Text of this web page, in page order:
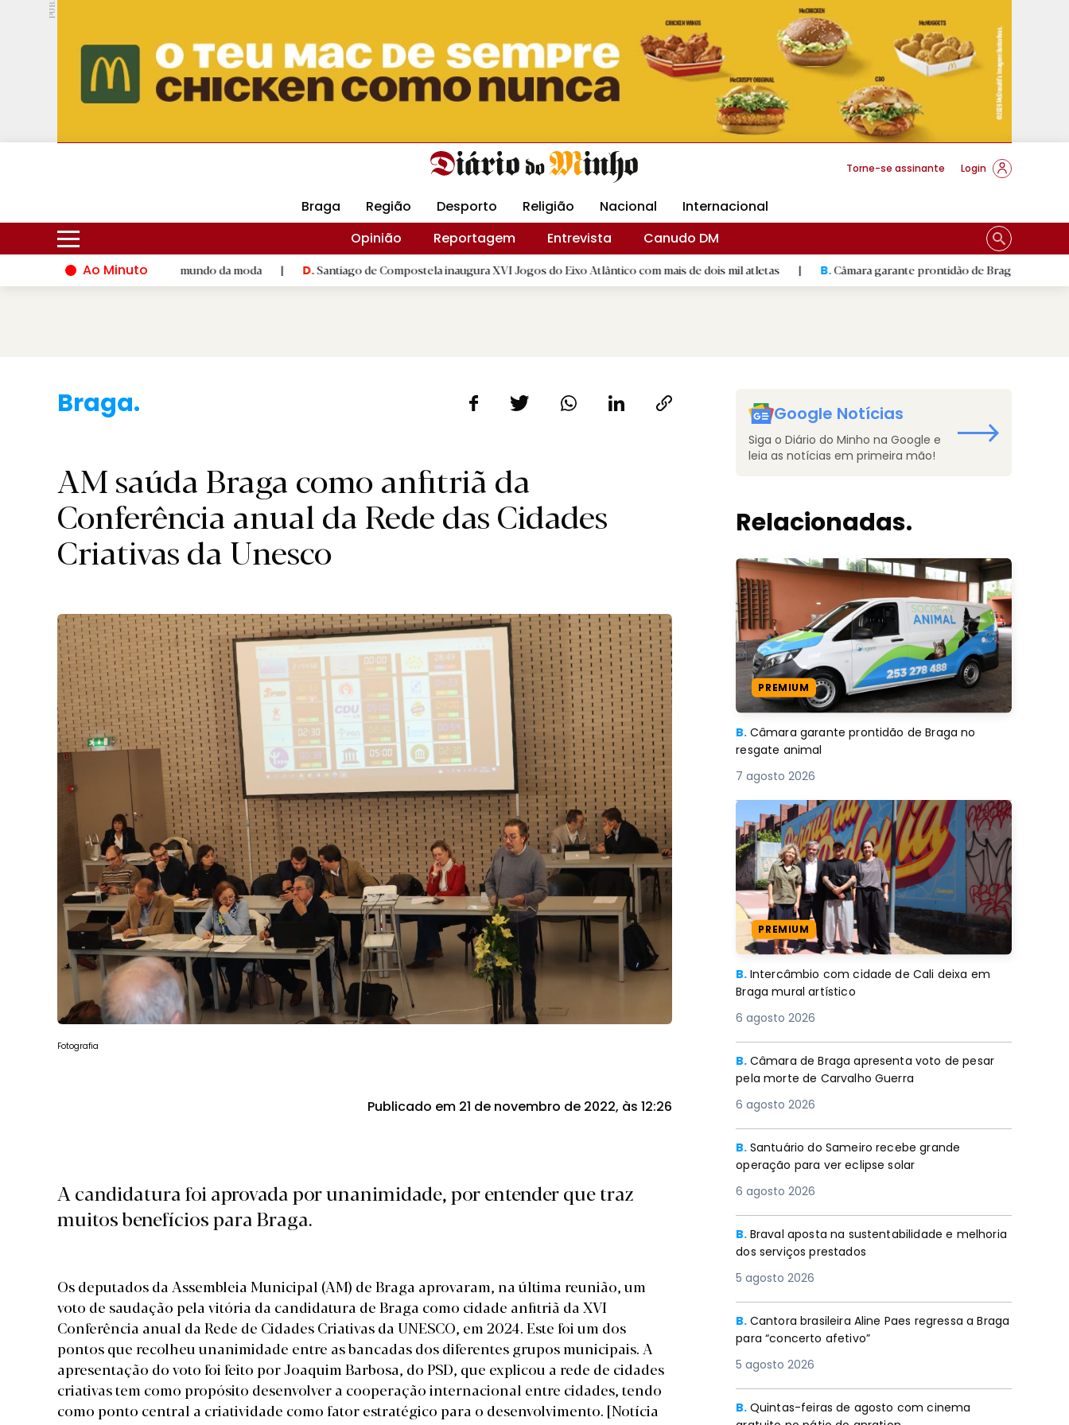
PUB.
Hoje 16ºC 25ºC DMtv Revista Minha Gráfica DM Livraria DM Arquidiocese Braga
Torne-se assinante Login
Braga Região Desporto Religião Nacional
Internacional
Opinião
Reportagem Entrevista
Canudo DM
Ao Minuto
e à inovação do mundo da moda | D.Santiago de Compostela inaugura XVI Jogos do Eixo Atlântico com mais de dois mil atletas | B.Câmara garante prontidão de Braga no resgate animal
Braga.
AM saúda Braga como anfitriã da
Conferência anual da Rede das Cidades
Criativas da Unesco
Fotografia
Publicado em 21 de novembro de 2022, às 12:26
A candidatura foi aprovada por unanimidade, por entender que traz
muitos benefícios para Braga.
Os deputados da Assembleia Municipal (AM) de Braga aprovaram, na última reunião, um
voto de saudação pela vitória da candidatura de Braga como cidade anfitriã da XVI
Conferência anual da Rede de Cidades Criativas da UNESCO, em 2024. Este foi um dos
pontos que recolheu unanimidade entre as bancadas dos diferentes grupos municipais. A
apresentação do voto foi feito por Joaquim Barbosa, do PSD, que explicou a rede de cidades
criativas tem como propósito desenvolver a cooperação internacional entre cidades, tendo
como ponto central a criatividade como fator estratégico para o desenvolvimento. [Notícia
Google Notícias
Siga o Diário do Minho na Google e
leia as notícias em primeira mão!
Relacionadas.
PREMIUM
B. Câmara garante prontidão de Braga no
resgate animal
7 agosto 2026
PREMIUM
B. Intercâmbio com cidade de Cali deixa em
Braga mural artístico
6 agosto 2026
B. Câmara de Braga apresenta voto de pesar
pela morte de Carvalho Guerra
6 agosto 2026
B. Santuário do Sameiro recebe grande
operação para ver eclipse solar
6 agosto 2026
B. Braval aposta na sustentabilidade e melhoria
dos serviços prestados
5 agosto 2026
B. Cantora brasileira Aline Paes regressa a Braga
para “concerto afetivo”
5 agosto 2026
B. Quintas-feiras de agosto com cinema